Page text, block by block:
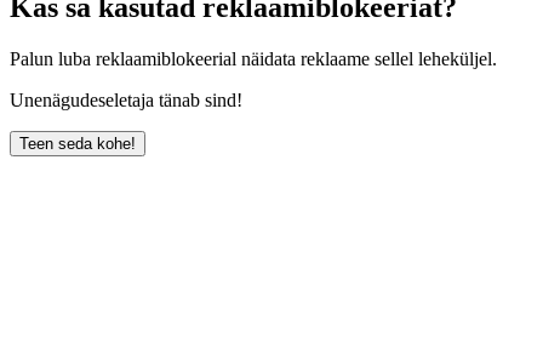
Kas sa kasutad reklaamiblokeeriat?
Palun luba reklaamiblokeerial näidata reklaame sellel leheküljel.
Unenägudeseletaja tänab sind!
Teen seda kohe!